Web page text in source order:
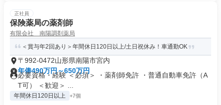
正社員
保険薬局の薬剤師
有限会社 南陽調剤薬局
＜賞与年2回あり＞年間休日120日以上/土日祝休み！車通勤OK
〒992-0472山形県南陽市宮内
年俸490万円～650万円
必要資格・経験 ＜必須＞ ・薬剤師免許 ・普通自動車免許（A
T可） ＜歓迎＞ ...
年間休日120日以上 +7個